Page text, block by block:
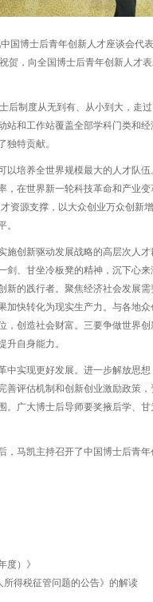
国博士后青年创新人才座谈会代
贺，向全国博士后青年创新人才
后制度从无到有、从小到大，走
和工作站覆盖全部学科门类和
特贡献。
培养全世界规模最大的人才队伍
在世界新一轮科技革命和产业
资源支撑，以大众创业万众创新
创新驱动发展战略的高层次人
、甘坐冷板凳的精神，沉下心来
的践行者。聚焦经济社会发展
快转化为现实生产力。与各地众
创造社会财富。三要争做世界创
自身能力。
实现更好发展。进一步解放思
评估机制和创新创业激励政策
广大博士后导师要奖掖后学、
马凯主持召开了中国博士后青年
）》
得税征管问题的公告》的解读